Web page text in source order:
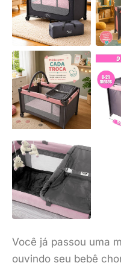
Você já passou uma
ouvindo seu bebê